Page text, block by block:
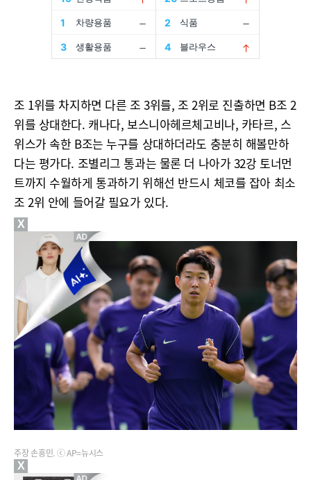
조 1위를 차지하면 다른 조 3위를, 조 2위로 진출하면 B조 2
위를 상대한다. 캐나다, 보스니아헤르체고비나, 카타르, 스
위스가 속한 B조는 누구를 상대하더라도 충분히 해볼만하
다는 평가다. 조별리그 통과는 물론 더 나아가 32강 토너먼
트까지 수월하게 통과하기 위해선 반드시 체코를 잡아 최소
조 2위 안에 들어갈 필요가 있다.
주장 손흥민. ⓒ AP=뉴시스
X
X